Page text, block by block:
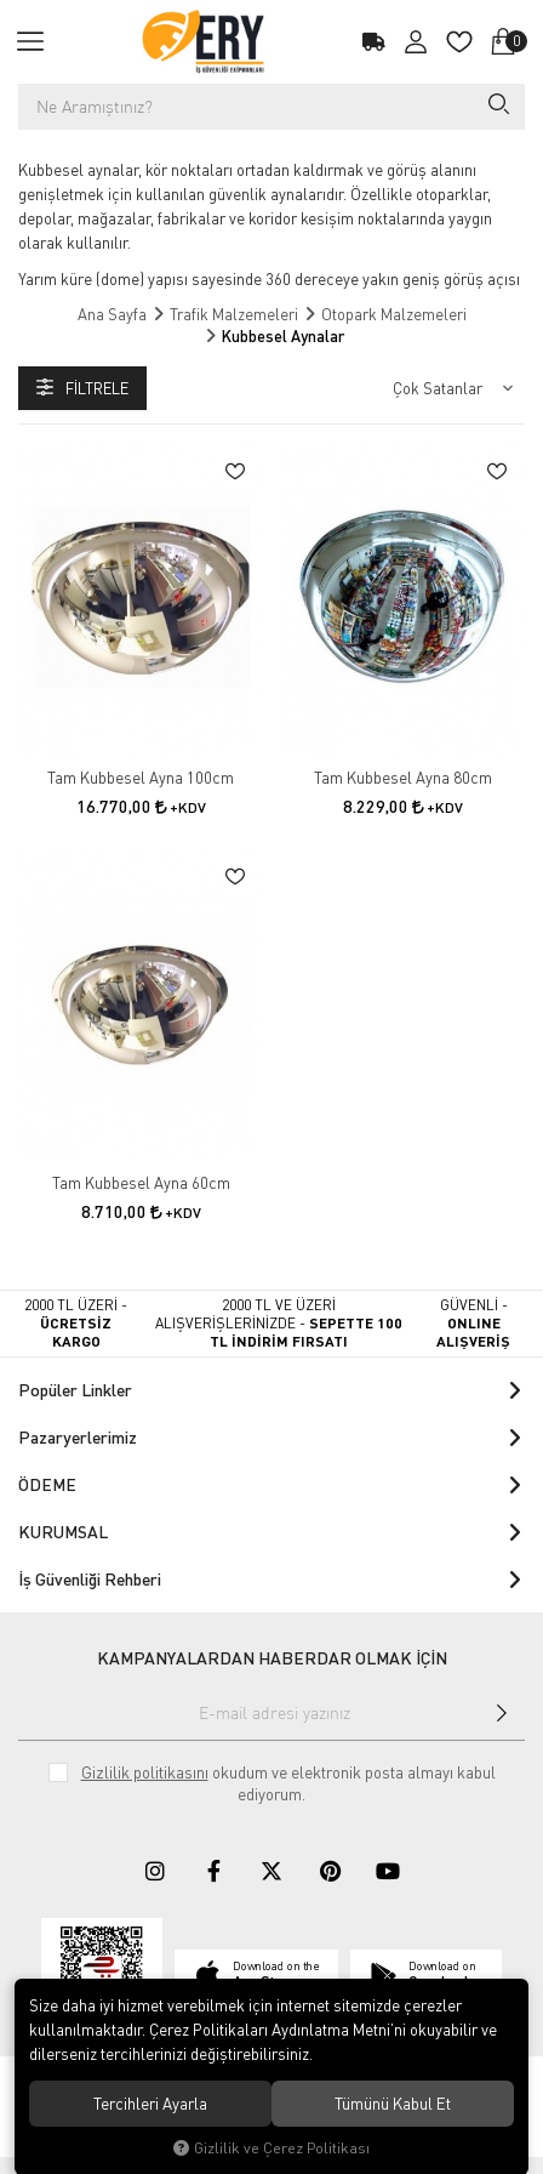
0
Kubbesel aynalar, kör noktaları ortadan kaldırmak ve görüş alanını
genişletmek için kullanılan güvenlik aynalarıdır. Özellikle otoparklar,
depolar, mağazalar, fabrikalar ve koridor kesişim noktalarında yaygın
olarak kullanılır.
Yarım küre (dome) yapısı sayesinde 360 dereceye yakın geniş görüş açısı
sunarak olası çarpışma ve kazaların önüne geçilmesine yardımcı olur.
Tavan veya köşe noktalara monte edilerek alanın tamamının izlenmesini
Dar alanlarda güvenliği artıran kubbesel aynalar, dayanıklı akrilik veya
polikarbon malzemeden üretilir ve uzun ömürlü kullanım sunar.
Ana Sayfa Trafik Malzemeleri
Otopark Malzemeleri
Kubbesel Aynalar
FILTRELE
Tam Kubbesel Ayna 100cm
16.770,00 +KDV
Tam Kubbesel Ayna 80cm
8.229,00 +KDV
Tam Kubbesel Ayna 60cm
8.710,00 +KDV
2000 TL ÜZERİ -
ÜCRETSİZ
KARGO
2000 TL VE ÜZERİ
ALIŞVERİŞLERİNİZDE -SEPETTE 100
TL İNDİRİM FIRSATI
GÜVENLİ -
ONLINE
ALIŞVERİŞ
Popüler Linkler
Pazaryerlerimiz
ÖDEME
KURUMSAL
İş Güvenliği Rehberi
KAMPANYALARDAN HABERDAR OLMAK İÇİN
Gizlilik politikasını okudum ve elektronik posta almayı kabul
ediyorum.
Download on the
App Store
Download on
Google play
© 2023ERY İş Güvenliği Ekipmanları. Tüm hakları saklıdır.
Size daha iyi hizmet verebilmek için internet sitemizde çerezler
kullanılmaktadır. Çerez Politikaları Aydınlatma Metni’ni okuyabilir ve
dilerseniz tercihlerinizi değiştirebilirsiniz.
Tercihleri Ayarla Tümünü Kabul Et
Gizlilik ve Çerez Politikası